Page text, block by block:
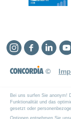
Bei uns surfen Sie anonym!
Funktionalität und das
gesetzt oder
Optionen entnehmen Sie
©
Instagram
Facebook